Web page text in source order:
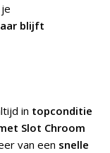
blijft
in topconditie
Slot Chroom
van een snelle